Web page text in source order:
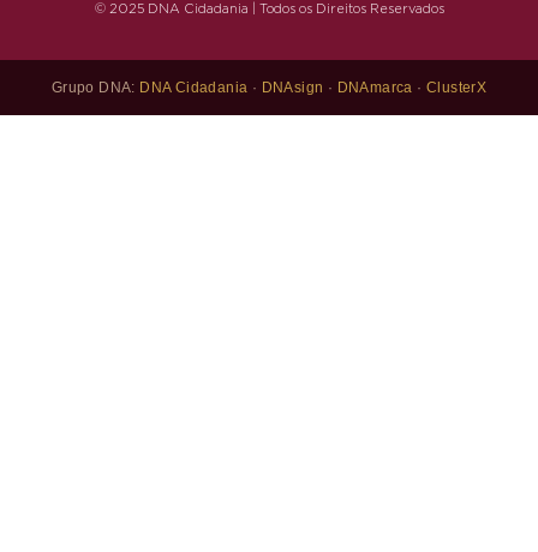
© 2025 DNA Cidadania | Todos os Direitos Reservados
Grupo DNA: DNA Cidadania · DNAsign · DNAmarca ·ClusterX